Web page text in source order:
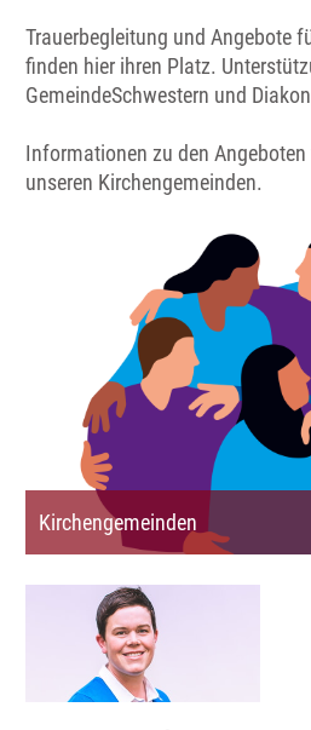
Trauerbegleitung und Angebote
finden hier ihren Platz.
GemeindeSchwestern und
Informationen zu den Angeboten
unseren Kirchengemeinden.
Kirchengemeinden